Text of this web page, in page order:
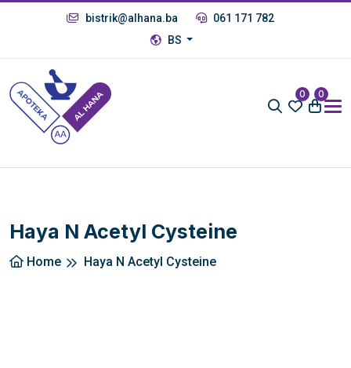
bistrik@alhana.ba
061 171 782
BS
0 0
Haya N Acetyl Cysteine
Home Haya N Acetyl Cysteine